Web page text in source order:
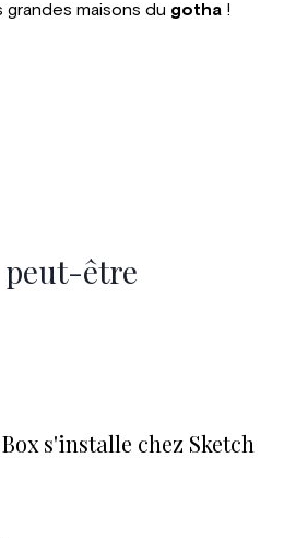
grandes maisons du gotha!
peut-être
s'installe chez Sketch